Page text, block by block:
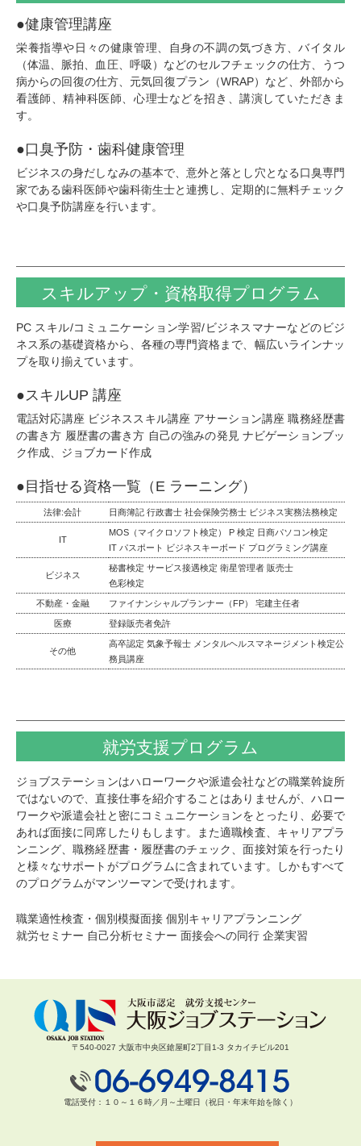
●健康管理講座
栄養指導や日々の健康管理、自身の不調の気づき方、バイタル
（体温、脈拍、血圧、呼吸）などのセルフチェックの仕方、うつ
病からの回復の仕方、元気回復プラン（WRAP）など、外部から
看護師、精神科医師、心理士などを招き、講演していただきま
す。
●口臭予防・歯科健康管理
ビジネスの身だしなみの基本で、意外と落とし穴となる口臭専門
家である歯科医師や歯科衛生士と連携し、定期的に無料チェック
や口臭予防講座を行います。
スキルアップ・ 資格取得プログラム
PC スキル/コミュニケーション学習/ビジネスマナーなどのビジ
ネス系の基礎資格から、各種の専門資格まで、幅広いラインナッ
プを取り揃えています。
●スキルUP 講座
電話対応講座 ビジネススキル講座 アサーション講座 職務経歴書
の書き方 履歴書の書き方 自己の強みの発見 ナビゲーションブッ
ク作成、ジョブカード作成
●目指せる資格一覧（E ラーニング）
法律:会計 日商簿記 行政書士 社会保険労務士 ビジネス実務法務検定
IT
MOS（マイクロソフト検定） P 検定 日商パソコン検定
IT パスポート ビジネスキーボード プログラミング講座
ビジネス
秘書検定 サービス接遇検定 衛星管理者 販売士
色彩検定
不動産・金融 ファイナンシャルプランナー（FP） 宅建主任者
医療 登録販売者免許
その他
高卒認定 気象予報士 メンタルヘルスマネージメント検定公
務員講座
就労支援プログラム
ジョブステーションはハローワークや派遣会社などの職業斡旋所
ではないので、直接仕事を紹介することはありませんが、ハロー
ワークや派遣会社と密にコミュニケーションをとったり、必要で
あれば⾯接に同席したりもします。また適職検査、キャリアプラ
ンニング、職務経歴書・履歴書のチェック、⾯接対策を⾏ったり
と様々なサポートがプログラムに含まれています。しかもすべて
のプログラムがマンツーマンで受けれます。
職業適性検査・個別模擬面接 個別キャリアプランニング
就労セミナー 自己分析セミナー 面接会への同行 企業実習
〒540-0027 大阪市中央区鎗屋町2丁目1-3 タカイチビル201
電話受付：１０～１６時／月～土曜日（祝日・年末年始を除く）